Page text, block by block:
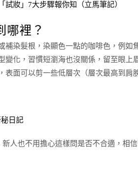
試妝」7大步驟報你知（立馬筆記）
哪裡？
補染髮根，染顯色一點的咖啡色，例
變化，習慣短瀏海也沒關係，留至眼
表面可以剪一些低層次（層次最高到肩
日記
人也不用擔心這樣問是否不合適，相